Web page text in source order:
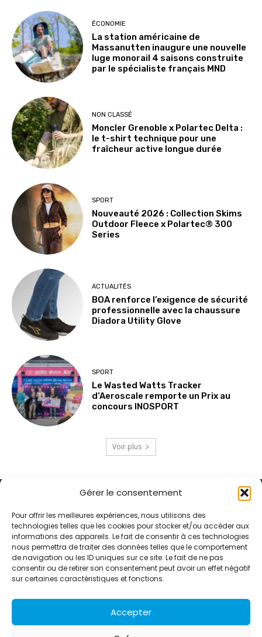
Gérer le consentement
Pour offrir les meilleures expériences, nous utilisons des
technologies telles que les cookies pour stocker et/ou accéder aux
informations des appareils. Le fait de consentir à ces technologies
nous permettra de traiter des données telles que le comportement
de navigation ou les ID uniques sur ce site. Le fait de ne pas
consentir ou de retirer son consentement peut avoir un effet négatif
sur certaines caractéristiques et fonctions.
Accepter
ÉCONOMIE
La station américaine de
Massanutten inaugure une nouvelle
luge monorail 4 saisons construite
par le spécialiste français MND
NON CLASSÉ
Moncler Grenoble x Polartec Delta :
le t-shirt technique pour une
fraîcheur active longue durée
SPORT
Nouveauté 2026 : Collection Skims
Outdoor Fleece x Polartec® 300
Series
ACTUALITÉS
BOA renforce l’exigence de sécurité
professionnelle avec la chaussure
Diadora Utility Glove
SPORT
Le Wasted Watts Tracker
d’Aeroscale remporte un Prix au
concours INOSPORT
Voir plus
Alternative Média est une agence de relations presse et de
relations publiques basée à Grenoble. Depuis 1995, elle conçoit et
pilote des stratégies de visibilité en France et à l’international
grâce à un réseau d’agences partenaires.